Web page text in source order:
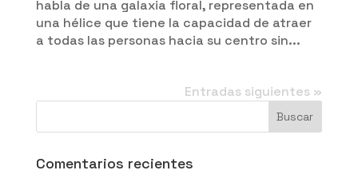
habla de una galaxia floral, representada en
una hélice que tiene la capacidad de atraer
a todas las personas hacia su centro sin...
Entradas siguientes »
Comentarios recientes